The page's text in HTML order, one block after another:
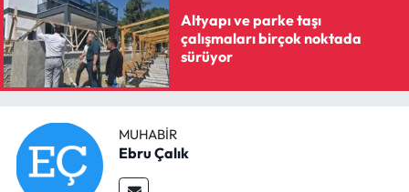
Altyapı ve parke taşı
çalışmaları birçok noktada
sürüyor
MUHABIR
Ebru Çalık